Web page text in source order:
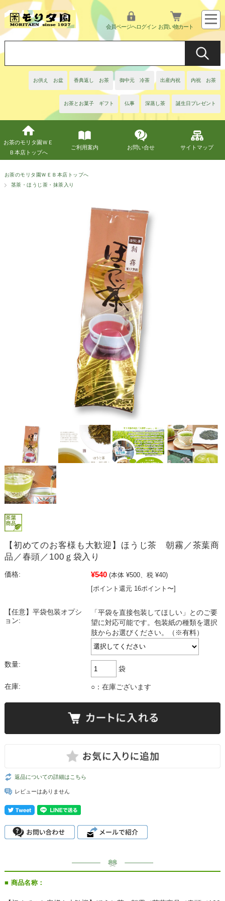
お供え お盆 香典返し お茶 御中元 冷茶 出産内祝 内祝 お茶
お茶とお菓子 ギフト 仏事 深蒸し茶 誕生日プレゼント
会員ページへログイン お買い物カート
お茶のモリタ園ＷＥ
Ｂ本店トップへ
ご利用案内 お問い合せ サイトマップ
お茶のモリタ園ＷＥＢ本店トップへ
茎茶・ほうじ茶・抹茶入り
【初めてのお客様も大歓迎】ほうじ茶 朝霧／茶葉商
品／春頭／100ｇ袋入り
価格: ¥540 (本体 ¥500、税 ¥40)
[ポイント還元 16ポイント〜]
【任意】平袋包装オプシ
ョン:
「平袋を直接包装してほしい」とのご要
望に対応可能です。包装紙の種類を選択
肢からお選びください。（※有料）
数量:
袋
在庫: ○：在庫ございます
返品についての詳細はこちら
レビューはありません
■ 商品名称：